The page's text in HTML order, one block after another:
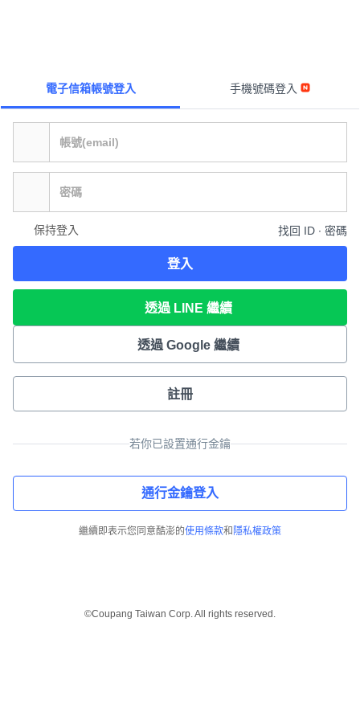
電子信箱帳號登入 手機號碼登入
保持登入 找回 ID ∙ 密碼
登入
透過 LINE 繼續
透過 Google 繼續
註冊
若你已設置通行金鑰
通行金鑰登入
繼續即表示您同意酷澎的使用條款和 隱私權政策
©Coupang Taiwan Corp. All rights reserved.